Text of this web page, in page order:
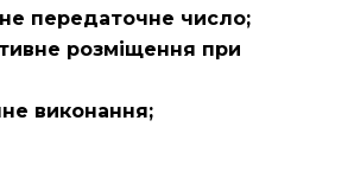
передаточне число;
розміщення при
виконання;